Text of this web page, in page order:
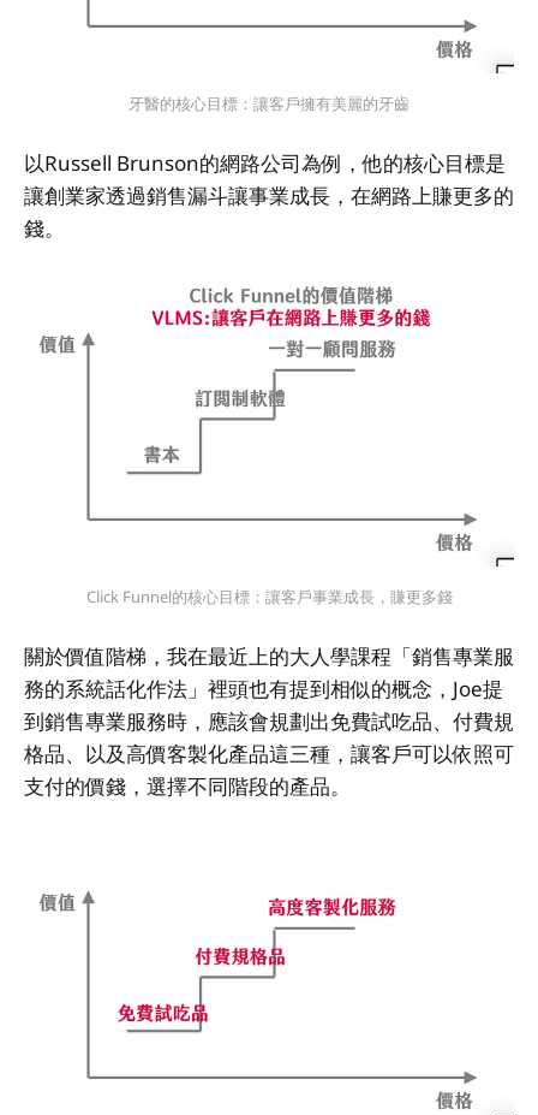
牙醫的核心目標：讓客戶擁有美麗的牙齒
以Russell Brunson的網路公司為例，他的核心目標是
讓創業家透過銷售漏斗讓事業成長，在網路上賺更多的
錢。
Click Funnel的核心目標：讓客戶事業成長，賺更多錢
關於價值階梯，我在最近上的大人學課程「銷售專業服
務的系統話化作法」裡頭也有提到相似的概念，Joe提
到銷售專業服務時，應該會規劃出免費試吃品、付費規
格品、以及高價客製化產品這三種，讓客戶可以依照可
支付的價錢，選擇不同階段的產品。